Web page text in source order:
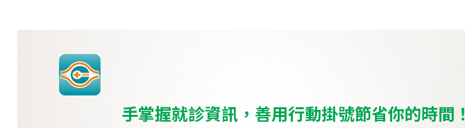
手掌握就診資訊，善用行動掛號節省你的時間！